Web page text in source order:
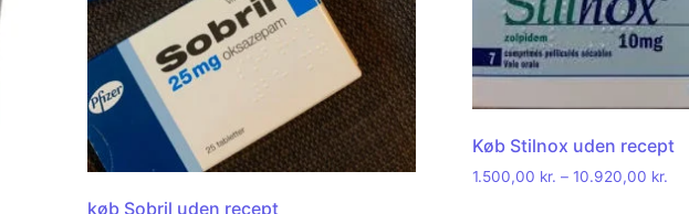
køb Sobril uden recept
Køb Stilnox uden recept
1.500,00 kr. – 10.920,00 kr.